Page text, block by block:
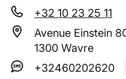
+32 10 23 25 11
Avenue Einstein
1300 Wavre
+32460202620